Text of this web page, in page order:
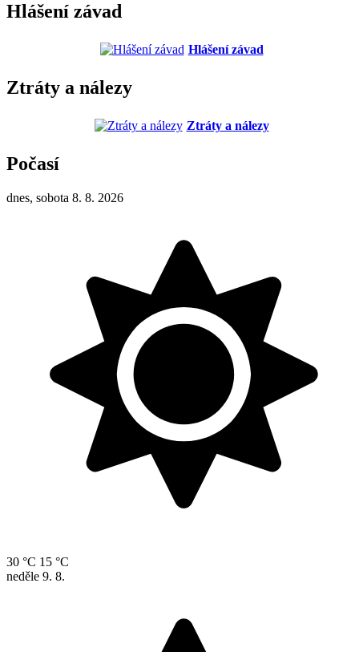
Hlášení závad
Hlášení závad
Ztráty a nálezy
Ztráty a nálezy
Počasí
dnes, sobota 8. 8. 2026
30 °C 15 °C
neděle 9. 8.